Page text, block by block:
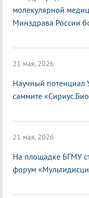
молекулярной
Минздрава России
21 мая, 2026
Научный потенциал
саммите
21 мая, 2026
На площадке БГМУ
форум